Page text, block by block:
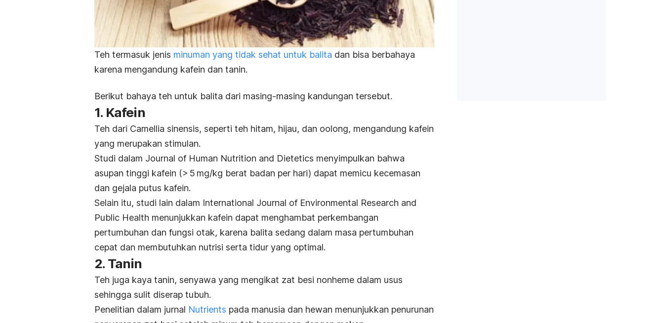
Teh termasuk jenis minuman yang tidak sehat untuk balita dan bisa berbahaya
karena mengandung kafein dan tanin.
Berikut bahaya teh untuk balita dari masing-masing kandungan tersebut.
1. Kafein
Teh dari Camellia sinensis, seperti teh hitam, hijau, dan oolong, mengandung kafein
yang merupakan stimulan.
Studi dalam Journal of Human Nutrition and Dietetics menyimpulkan bahwa
asupan tinggi kafein (> 5 mg/kg berat badan per hari) dapat memicu kecemasan
dan gejala putus kafein.
Selain itu, studi lain dalam International Journal of Environmental Research and
Public Health menunjukkan kafein dapat menghambat perkembangan
pertumbuhan dan fungsi otak, karena balita sedang dalam masa pertumbuhan
cepat dan membutuhkan nutrisi serta tidur yang optimal.
2. Tanin
Teh juga kaya tanin, senyawa yang mengikat zat besi nonheme dalam usus
sehingga sulit diserap tubuh.
Penelitian dalam jurnal Nutrients pada manusia dan hewan menunjukkan penurunan